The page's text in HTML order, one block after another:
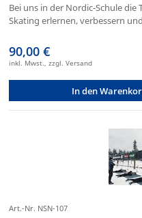
Bei uns in der Nordic-Schule die
Skating erlernen, verbessern
90,00 €
inkl. Mwst., zzgl. Versand
In den
Art.-Nr. NSN-107